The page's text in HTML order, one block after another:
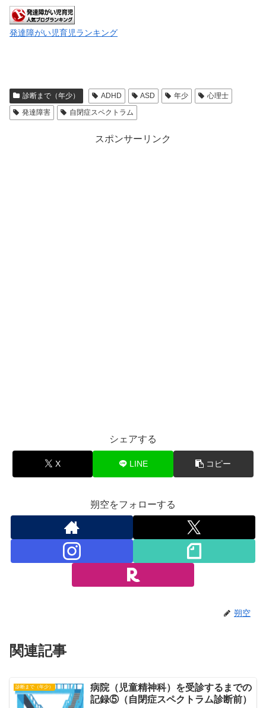
発達障がい児育児ランキング
診断まで（年少） ADHD ASD 年少
心理士
発達障害
自閉症スペクトラム
スポンサーリンク
シェアする
X LINE コピー
朔空をフォローする
朔空
関連記事
診断まで（年少）
病院（児童精神科）を受診するまでの
記録⑤（自閉症スペクトラム診断前）